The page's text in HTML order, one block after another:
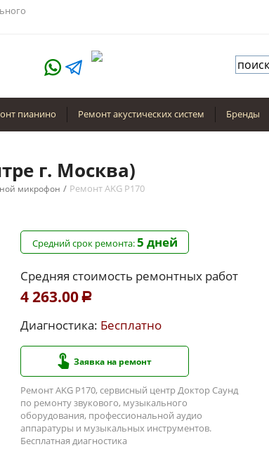
пианино Ремонт акустических систем Бренды
г. Москва)
микрофон / Ремонт AKG P170
Средний срок ремонта:5 дней
Средняя стоимость ремонтных работ
4 263.00 Р
Диагностика: Бесплатно
Заявка на ремонт
Ремонт AKG P170, сервисный центр Доктор Саунд
по ремонту звукового, музыкального
оборудования, профессиональной аудио
аппаратуры и музыкальных инструментов.
Бесплатная диагностика